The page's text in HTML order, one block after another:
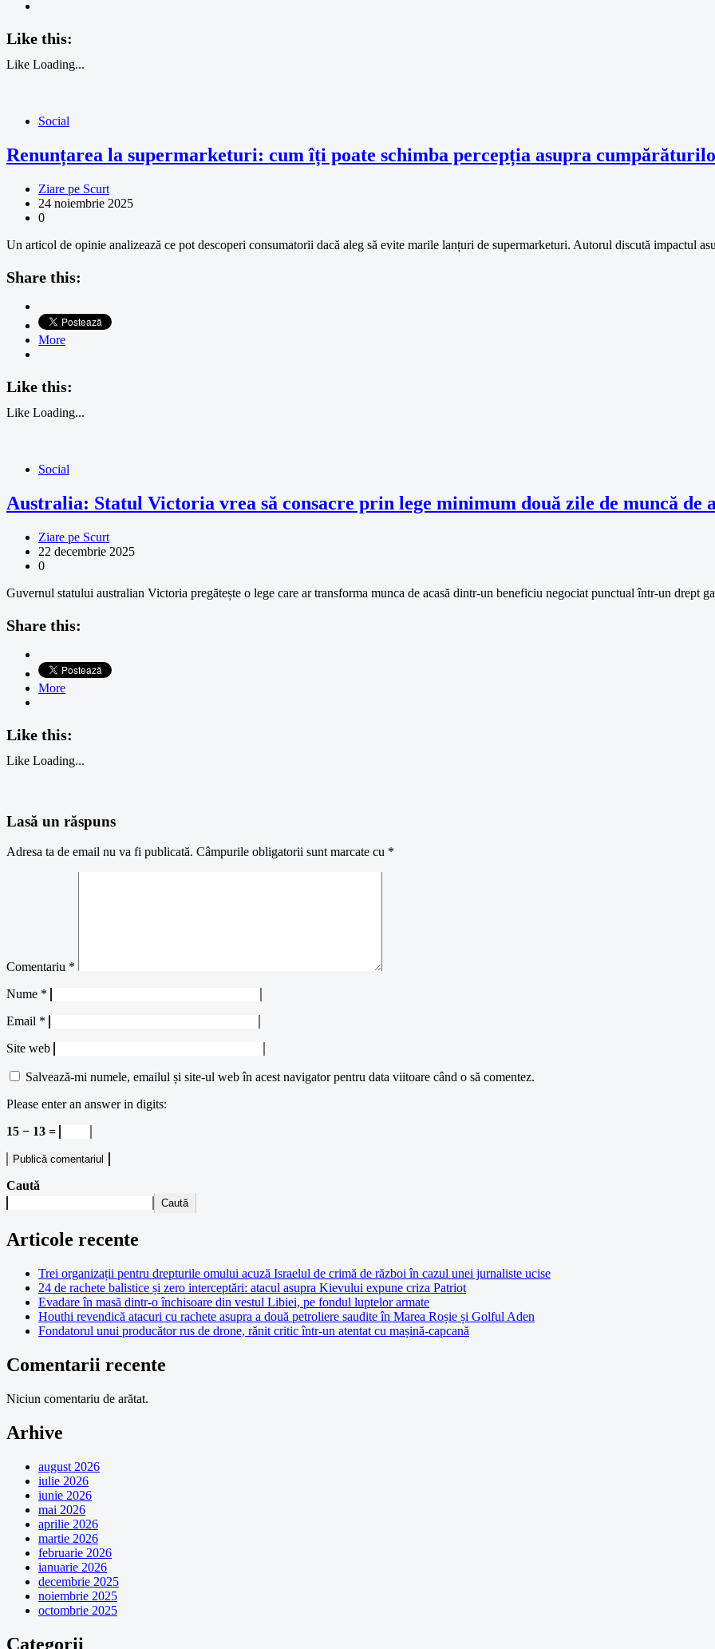
Like this:
Like Loading...
Social
Renunțarea la supermarketuri: cum îți poate schimba percepția asupra
Ziare pe Scurt
24 noiembrie 2025
0
Un articol de opinie analizează ce pot descoperi consumatorii dacă aleg să evite marile lanțuri de supermarketuri. Autorul discută impactul
Share this:
More
Like this:
Like Loading...
Social
Australia: Statul Victoria vrea să consacre prin lege minimum două zile de muncă de
Ziare pe Scurt
22 decembrie 2025
0
Guvernul statului australian Victoria pregătește o lege care ar transforma munca de acasă dintr-un beneficiu negociat punctual într-un
Share this:
More
Like this:
Like Loading...
Lasă un răspuns
Adresa ta de email nu va fi publicată. Câmpurile obligatorii sunt marcate cu *
Comentariu *
Nume *
Email *
Site web
Salvează-mi numele, emailul și site-ul web în acest navigator pentru data viitoare când o să comentez.
Please enter an answer in digits:
15 − 13 =
Caută
Caută
Articole recente
Trei organizații pentru drepturile omului acuză Israelul de crimă de război în cazul unei jurnaliste ucise
24 de rachete balistice și zero interceptări: atacul asupra Kievului expune criza Patriot
Evadare în masă dintr-o închisoare din vestul Libiei, pe fondul luptelor armate
Houthi revendică atacuri cu rachete asupra a două petroliere saudite în Marea Roșie și Golful Aden
Fondatorul unui producător rus de drone, rănit critic într-un atentat cu mașină-capcană
Comentarii recente
Niciun comentariu de arătat.
Arhive
august 2026
iulie 2026
iunie 2026
mai 2026
aprilie 2026
martie 2026
februarie 2026
ianuarie 2026
decembrie 2025
noiembrie 2025
octombrie 2025
Categorii